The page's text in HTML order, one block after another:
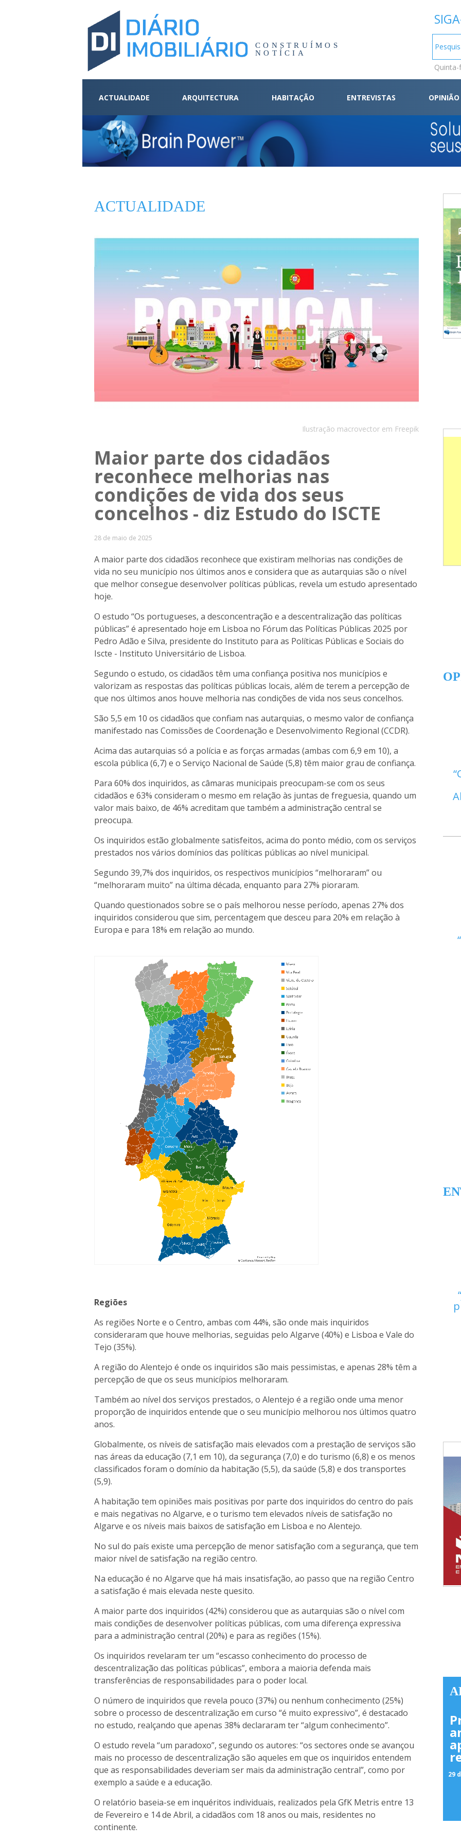
CONSTRUÍMOS
NOTÍCIA
ACTUALIDADE ARQUITECTURA HABITAÇÃO ENTREVISTAS OPINIÃO
ACTUALIDADE
Ilustração macrovector em Freepik
Maior parte dos cidadãos
reconhece melhorias nas
condições de vida dos seus
concelhos - diz Estudo do ISCTE
28 de maio de 2025
A maior parte dos cidadãos reconhece que existiram melhorias nas condições de
vida no seu município nos últimos anos e considera que as autarquias são o nível
que melhor consegue desenvolver políticas públicas, revela um estudo apresentado
hoje.
O estudo “Os portugueses, a desconcentração e a descentralização das políticas
públicas” é apresentado hoje em Lisboa no Fórum das Políticas Públicas 2025 por
Pedro Adão e Silva, presidente do Instituto para as Políticas Públicas e Sociais do
Iscte - Instituto Universitário de Lisboa.
Segundo o estudo, os cidadãos têm uma confiança positiva nos municípios e
valorizam as respostas das políticas públicas locais, além de terem a percepção de
que nos últimos anos houve melhoria nas condições de vida nos seus concelhos.
São 5,5 em 10 os cidadãos que confiam nas autarquias, o mesmo valor de confiança
manifestado nas Comissões de Coordenação e Desenvolvimento Regional (CCDR).
Acima das autarquias só a polícia e as forças armadas (ambas com 6,9 em 10), a
escola pública (6,7) e o Serviço Nacional de Saúde (5,8) têm maior grau de confiança.
Para 60% dos inquiridos, as câmaras municipais preocupam-se com os seus
cidadãos e 63% consideram o mesmo em relação às juntas de freguesia, quando um
valor mais baixo, de 46% acreditam que também a administração central se
preocupa.
Os inquiridos estão globalmente satisfeitos, acima do ponto médio, com os serviços
prestados nos vários domínios das políticas públicas ao nível municipal.
Segundo 39,7% dos inquiridos, os respectivos municípios “melhoraram” ou
“melhoraram muito” na última década, enquanto para 27% pioraram.
Quando questionados sobre se o país melhorou nesse período, apenas 27% dos
inquiridos considerou que sim, percentagem que desceu para 20% em relação à
Europa e para 18% em relação ao mundo.
Regiões
As regiões Norte e o Centro, ambas com 44%, são onde mais inquiridos
consideraram que houve melhorias, seguidas pelo Algarve (40%) e Lisboa e Vale do
Tejo (35%).
A região do Alentejo é onde os inquiridos são mais pessimistas, e apenas 28% têm a
percepção de que os seus municípios melhoraram.
Também ao nível dos serviços prestados, o Alentejo é a região onde uma menor
proporção de inquiridos entende que o seu município melhorou nos últimos quatro
anos.
Globalmente, os níveis de satisfação mais elevados com a prestação de serviços são
nas áreas da educação (7,1 em 10), da segurança (7,0) e do turismo (6,8) e os menos
classificados foram o domínio da habitação (5,5), da saúde (5,8) e dos transportes
(5,9).
A habitação tem opiniões mais positivas por parte dos inquiridos do centro do país
e mais negativas no Algarve, e o turismo tem elevados níveis de satisfação no
Algarve e os níveis mais baixos de satisfação em Lisboa e no Alentejo.
No sul do país existe uma percepção de menor satisfação com a segurança, que tem
maior nível de satisfação na região centro.
Na educação é no Algarve que há mais insatisfação, ao passo que na região Centro
a satisfação é mais elevada neste quesito.
A maior parte dos inquiridos (42%) considerou que as autarquias são o nível com
mais condições de desenvolver políticas públicas, com uma diferença expressiva
para a administração central (20%) e para as regiões (15%).
Os inquiridos revelaram ter um “escasso conhecimento do processo de
descentralização das políticas públicas”, embora a maioria defenda mais
transferências de responsabilidades para o poder local.
O número de inquiridos que revela pouco (37%) ou nenhum conhecimento (25%)
sobre o processo de descentralização em curso “é muito expressivo”, é destacado
no estudo, realçando que apenas 38% declararam ter “algum conhecimento”.
O estudo revela “um paradoxo”, segundo os autores: “os sectores onde se avançou
mais no processo de descentralização são aqueles em que os inquiridos entendem
que as responsabilidades deveriam ser mais da administração central”, como por
exemplo a saúde e a educação.
O relatório baseia-se em inquéritos individuais, realizados pela GfK Metris entre 13
de Fevereiro e 14 de Abril, a cidadãos com 18 anos ou mais, residentes no
continente.
29